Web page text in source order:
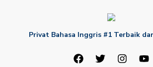
Privat Bahasa Inggris #1 Terbaik